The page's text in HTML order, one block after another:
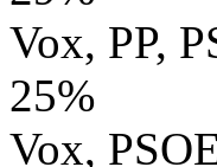
Vox, PP,
25%
Vox,